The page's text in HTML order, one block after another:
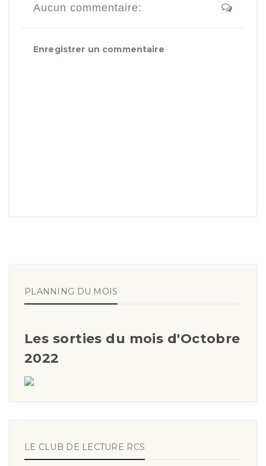
Aucun commentaire:
Enregistrer un commentaire
PLANNING DU MOIS
Les sorties du mois d'Octobre
2022
LE CLUB DE LECTURE RCS